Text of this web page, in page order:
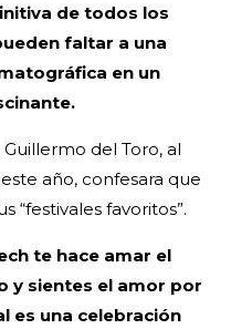
de todos los
faltar a una
en un
del Toro, al
año, confesara que
“festivales favoritos”.
te hace amar el
y sientes el amor por
es una celebración